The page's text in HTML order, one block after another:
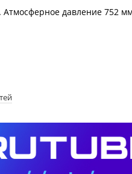
давление 752